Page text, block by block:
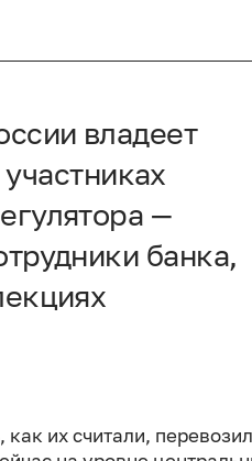
владеет
—
банка,
их считали,